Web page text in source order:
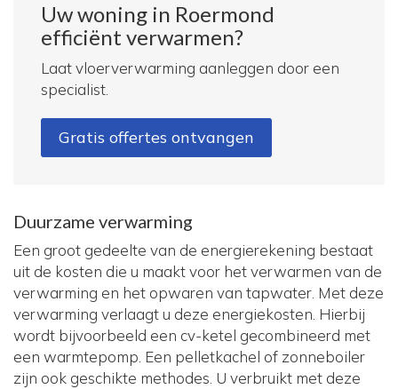
Uw woning in Roermond
efficiënt verwarmen?
Laat vloerverwarming aanleggen door een
specialist.
Gratis offertes ontvangen
Duurzame verwarming
Een groot gedeelte van de energierekening bestaat
uit de kosten die u maakt voor het verwarmen van de
verwarming en het opwaren van tapwater. Met deze
verwarming verlaagt u deze energiekosten. Hierbij
wordt bijvoorbeeld een cv-ketel gecombineerd met
een warmtepomp. Een pelletkachel of zonneboiler
zijn ook geschikte methodes. U verbruikt met deze